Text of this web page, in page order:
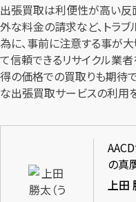
出張買取は利便性が高い反
外な料金の請求など、トラ
為に、事前に注意する事が
て信頼できるリサイクル業
得の価格での買取りも期待
な出張買取サービスの利用を
の真
上田